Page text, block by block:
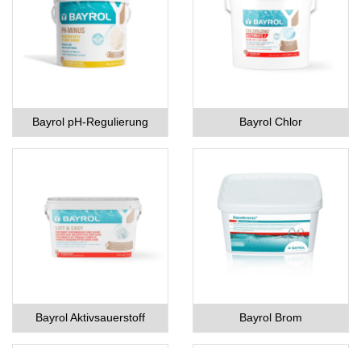
Bayrol pH-Regulierung Bayrol Chlor
Bayrol Aktivsauerstoff Bayrol Brom